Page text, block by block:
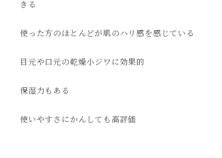
きる
使った方のほとんどが肌のハリ感を感じている
目元や口元の乾燥小ジワに効果的
保湿力もある
使いやすさにかんしても高評価